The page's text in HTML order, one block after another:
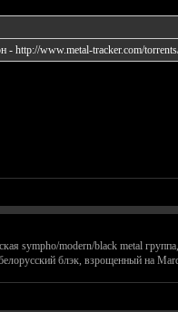
- http://www.metal-tracker.com/
sympho/modern/black metal
блэк, взрощенный на